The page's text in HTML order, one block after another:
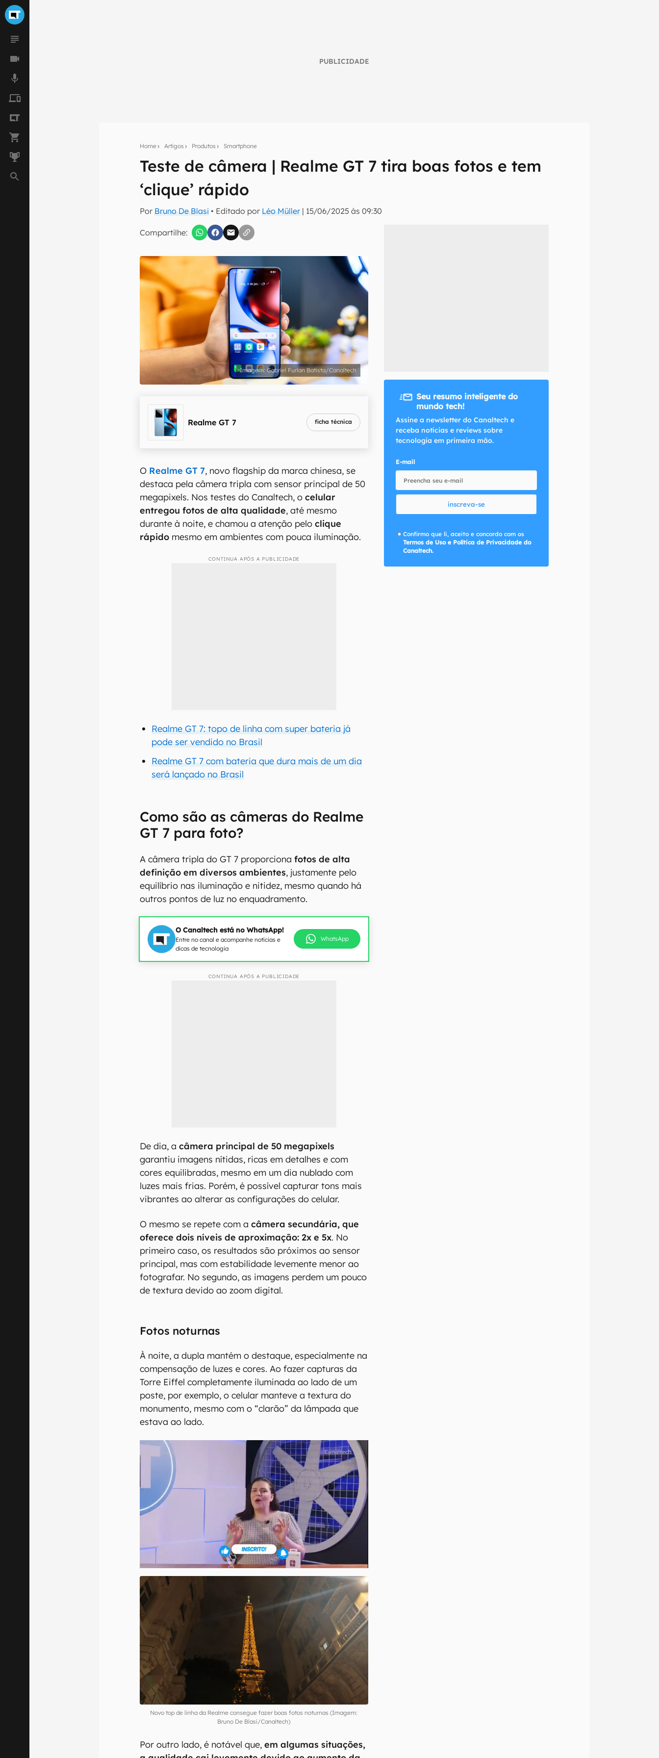
PUBLICIDADE
Home Artigos Produtos Smartphone
Teste de câmera | Realme GT 7 tira boas fotos e tem
‘clique’ rápido
Por Bruno De Blasi • Editado por Léo Müller | 15/06/2025 às 09:30
Compartilhe:
Seu resumo inteligente do mundo tech!
Assine a newsletter do Canaltech e receba notícias e reviews sobre tecnologia em primeira
inscreva-se
Confirmo que li, aceito e concordo com os Termos de Uso e Política de Privacidade do Canaltech.
Gabriel Furlan Batista/Canaltech
Realme GT 7 ficha técnica
O Realme GT 7, novo flagship da marca chinesa, se
destaca pela câmera tripla com sensor principal de 50
megapixels. Nos testes do Canaltech, ocelular
entregou fotos de alta qualidade, até mesmo
durante à noite, e chamou a atenção peloclique
rápido mesmo em ambientes com pouca iluminação.
CONTINUA APÓS A PUBLICIDADE
Realme GT 7: topo de linha com super bateria já
pode ser vendido no Brasil
Realme GT 7 com bateria que dura mais de um dia
será lançado no Brasil
Como são as câmeras do Realme
GT 7 para foto?
A câmera tripla do GT 7 proporcionafotos de alta
definição em diversos ambientes, justamente pelo
equilíbrio nas iluminação e nitidez, mesmo quando há
outros pontos de luz no enquadramento.
O Canaltech está no WhatsApp!
Entre no canal e acompanhe notícias e
dicas de tecnologia
WhatsApp
CONTINUA APÓS A PUBLICIDADE
De dia, acâmera principal de 50 megapixels
garantiu imagens nítidas, ricas em detalhes e com
cores equilibradas, mesmo em um dia nublado com
luzes mais frias. Porém, é possível capturar tons mais
vibrantes ao alterar as configurações do celular.
O mesmo se repete com acâmera secundária, que
oferece dois níveis de aproximação: 2x e 5x. No
primeiro caso, os resultados são próximos ao sensor
principal, mas com estabilidade levemente menor ao
fotografar. No segundo, as imagens perdem um pouco
de textura devido ao zoom digital.
Fotos noturnas
À noite, a dupla mantém o destaque, especialmente na
compensação de luzes e cores. Ao fazer capturas da
Torre Eiffel completamente iluminada ao lado de um
poste, por exemplo, o celular manteve a textura do
monumento, mesmo com o “clarão” da lâmpada que
estava ao lado.
Novo top de linha da Realme consegue fazer boas fotos noturnas (Imagem:
Bruno De Blasi/Canaltech)
Por outro lado, é notável que,em algumas situações,
Seu resumo inteligente do
mundo tech!
Assine a newsletter do Canaltech e
receba notícias e reviews sobre
tecnologia em primeira mão.
E-mail
inscreva-se
Confirmo que li, aceito e concordo com os
Termos de Uso e Política de Privacidade do
Canaltech.